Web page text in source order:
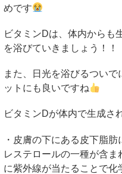
めです
ビタミンDは、体内からも
を浴びていきましょう！！
また、日光を浴びるつい
ットにも良いですね
ビタミンDが体内で生成さ
・皮膚の下にある皮下脂
レステロールの一種が含
に紫外線が当たることで